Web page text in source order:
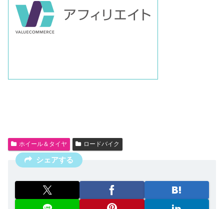
ホイール＆タイヤ ロードバイク
シェアする